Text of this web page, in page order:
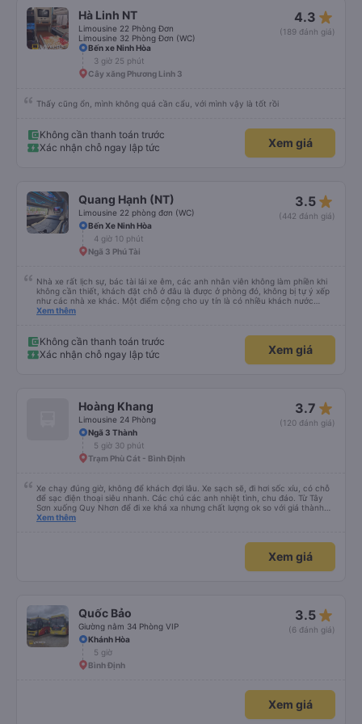
Hà Linh NT
Limousine 22 Phòng Đơn
Limousine 32 Phòng Đơn (WC)
4.3 star_rate
(189 đánh giá)
Bến xe Ninh Hòa
3 giờ 25 phút
Cây xăng Phương Linh 3
Thấy cũng ổn, mình không quá cần cẩu, với mình vậy là tốt rồi
Không cần thanh toán trước
Xác nhận chỗ ngay lập tức
Xem giá
Quang Hạnh (NT)
Limousine 22 phòng đơn (WC)
3.5 star_rate
(442 đánh giá)
Bến Xe Ninh Hòa
4 giờ 10 phút
Ngã 3 Phú Tài
Nhà xe rất lịch sự, bác tài lái xe êm, các anh nhân viên không làm phiền khi
không cần thiết, khách đặt chỗ ở đâu là được ở phòng đó, không bị tự ý xếp
như các nhà xe khác. Một điểm cộng cho uy tín là có nhiều khách nước
Xem thêm
Không cần thanh toán trước
Xác nhận chỗ ngay lập tức
Xem giá
Hoàng Khang
Limousine 24 Phòng
3.7 star_rate
(120 đánh giá)
Ngã 3 Thành
5 giờ 30 phút
Trạm Phù Cát - Bình Định
Xe chạy đúng giờ, không để khách đợi lâu. Xe sạch sẽ, đi hơi sốc xíu, có chỗ
để sạc điện thoại siêu nhanh. Các chú các anh nhiệt tình, chu đáo. Từ Tây
Sơn xuống Quy Nhơn để đi xe khá xa nhưng chất lượng ok so với giá thành
chung.
Xem thêm
Xem giá
Quốc Bảo
Giường nằm 34 Phòng VIP
3.5 star_rate
(6 đánh giá)
Khánh Hòa
5 giờ
Bình Định
Xem giá